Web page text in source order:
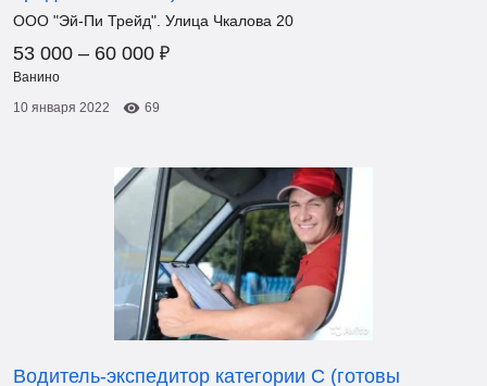
ООО "Эй-Пи Трейд". Улица Чкалова 20
53 000 – 60 000 ₽
Ванино
10 января 2022
69
Водитель-экспедитор категории С (готовы